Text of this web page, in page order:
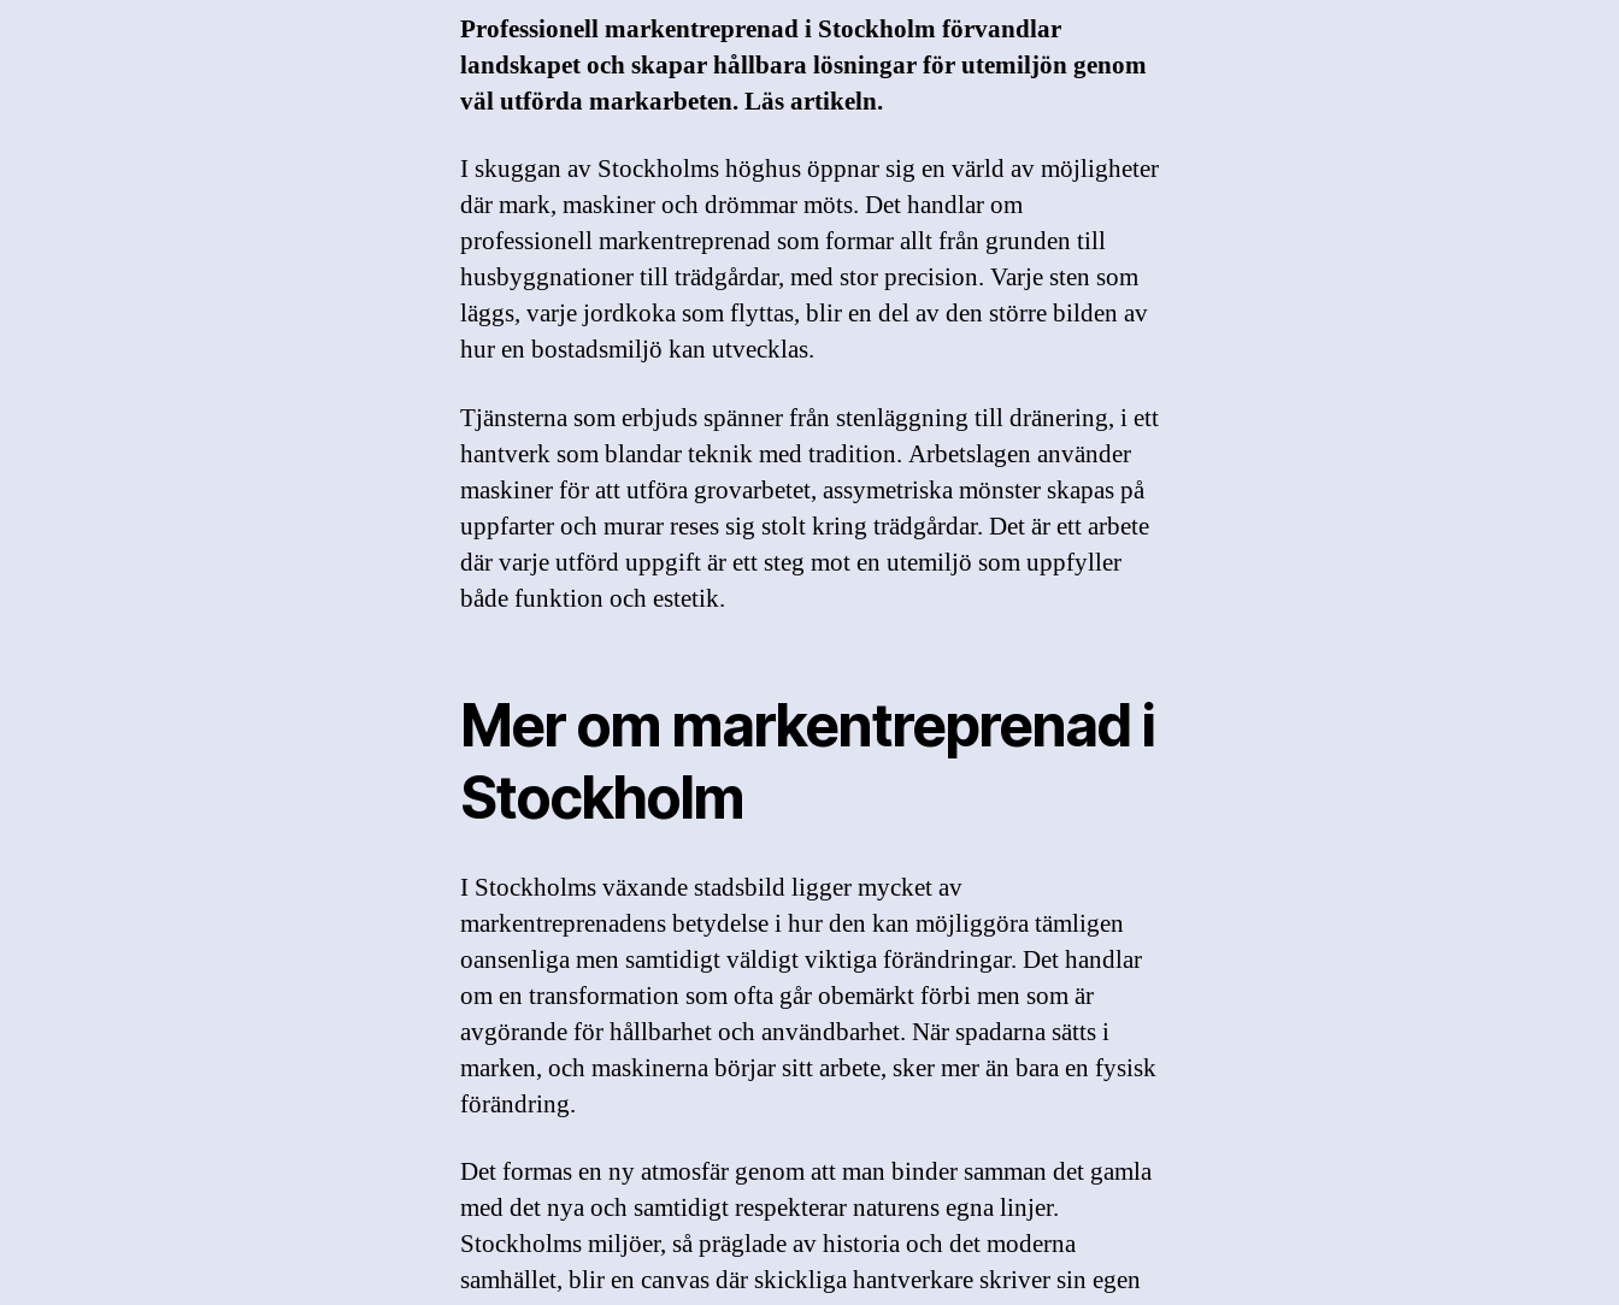
Professionell markentreprenad i Stockholm förvandlar
landskapet och skapar hållbara lösningar för utemiljön genom
väl utförda markarbeten. Läs artikeln.
I skuggan av Stockholms höghus öppnar sig en värld av möjligheter
där mark, maskiner och drömmar möts. Det handlar om
professionell markentreprenad som formar allt från grunden till
husbyggnationer till trädgårdar, med stor precision. Varje sten som
läggs, varje jordkoka som flyttas, blir en del av den större bilden av
hur en bostadsmiljö kan utvecklas.
Tjänsterna som erbjuds spänner från stenläggning till dränering, i ett
hantverk som blandar teknik med tradition. Arbetslagen använder
maskiner för att utföra grovarbetet, assymetriska mönster skapas på
uppfarter och murar reses sig stolt kring trädgårdar. Det är ett arbete
där varje utförd uppgift är ett steg mot en utemiljö som uppfyller
både funktion och estetik.
Mer om markentreprenad i
Stockholm
I Stockholms växande stadsbild ligger mycket av
markentreprenadens betydelse i hur den kan möjliggöra tämligen
oansenliga men samtidigt väldigt viktiga förändringar. Det handlar
om en transformation som ofta går obemärkt förbi men som är
avgörande för hållbarhet och användbarhet. När spadarna sätts i
marken, och maskinerna börjar sitt arbete, sker mer än bara en fysisk
förändring.
Det formas en ny atmosfär genom att man binder samman det gamla
med det nya och samtidigt respekterar naturens egna linjer.
Stockholms miljöer, så präglade av historia och det moderna
samhället, blir en canvas där skickliga hantverkare skriver sin egen